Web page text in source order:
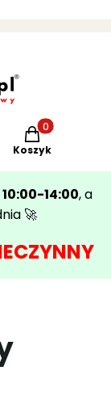
Produkty w
Koszyk
10:00-14:00, a
🚀